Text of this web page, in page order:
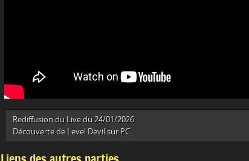
Rediffusion du Live du 24/01/2026
Découverte de Level Devil sur PC